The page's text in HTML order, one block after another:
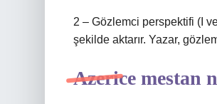
2 – Gözlemci perspektifi (I
şekilde aktarır. Yazar,
Azerice mestan